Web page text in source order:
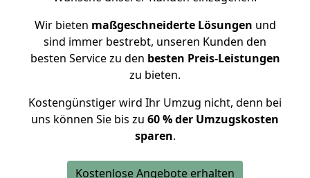
Wir bieten maßgeschneiderte Lösungen und
sind immer bestrebt, unseren Kunden den
besten Service zu den besten Preis-Leistungen
zu bieten.
Kostengünstiger wird Ihr Umzug nicht, denn bei
uns können Sie bis zu 60 % der Umzugskosten
sparen.
Kostenlose Angebote erhalten